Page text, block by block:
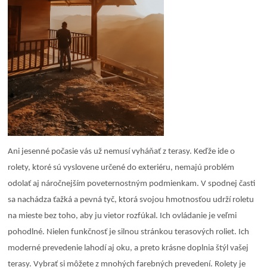
Ani jesenné počasie vás už nemusí vyháňať z terasy. Keďže ide o
rolety, ktoré sú vyslovene určené do exteriéru, nemajú problém
odolať aj náročnejším poveternostným podmienkam. V spodnej časti
sa nachádza ťažká a pevná tyč, ktorá svojou hmotnosťou udrží roletu
na mieste bez toho, aby ju vietor rozfúkal. Ich ovládanie je veľmi
pohodlné. Nielen funkčnosť je silnou stránkou terasových roliet. Ich
moderné prevedenie lahodí aj oku, a preto krásne doplnia štýl vašej
terasy. Vybrať si môžete z mnohých farebných prevedení. Rolety je